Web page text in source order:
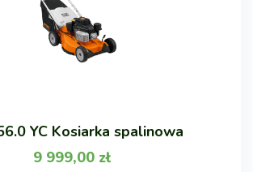
YC Kosiarka spalinowa
9 999,00 zł